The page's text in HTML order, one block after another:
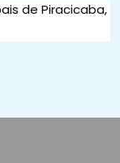
de Piracicaba,